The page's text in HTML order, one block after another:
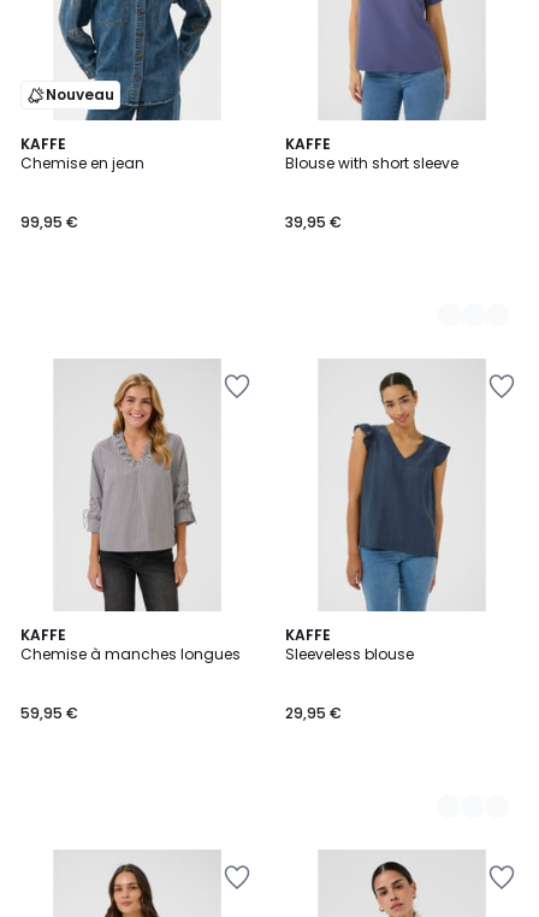
Nouveau
KAFFE
Chemise en jean
99,95 €
KAFFE
Blouse with short sleeve
39,95 €
3
Couleurs
KAFFE
Chemise à manches longues
59,95 €
KAFFE
Sleeveless blouse
29,95 €
2
Couleurs